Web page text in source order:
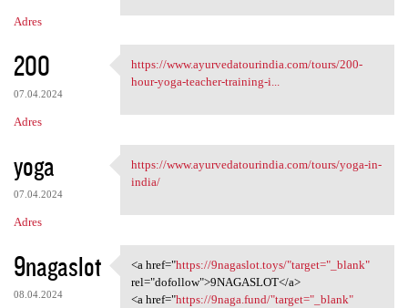
Adres
200
07.04.2024
Adres
https://www.ayurvedatourindia
https://www.ayurvedatourindia.com/tours/200-
hour-yoga-teacher-training-i...
yoga
07.04.2024
Adres
https://www.ayurvedatourindia
https://www.ayurvedatourindia.com/tours/yoga-in-
india/
9nagaslot
08.04.2024
<a href="https://9nagaslot
<a href="https://9nagaslot.toys/"target="_blank"
rel="dofollow">9NAGASLOT</a>
<a href="https://9naga.fund/"target="_blank"